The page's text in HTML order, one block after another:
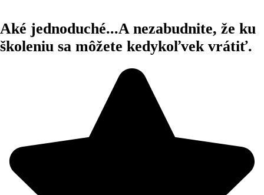
Aké jednoduché...A nezabudnite, že ku
školeniu sa môžete kedykoľvek vrátiť.